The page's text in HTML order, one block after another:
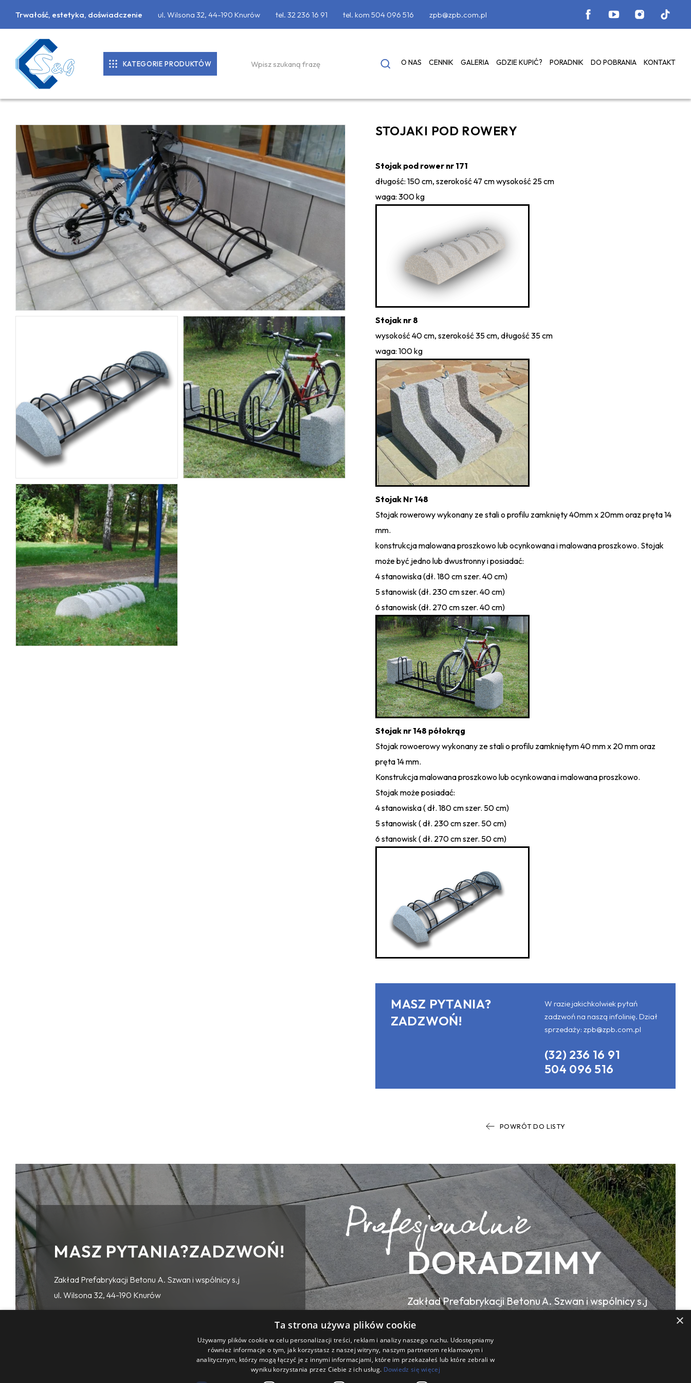
Trwałość, estetyka, doświadczenie ul. Wilsona 32, 44-190 Knurów tel. 32 236 16 91 tel. kom 504 096 516 zpb@zpb.com.pl
KATEGORIE PRODUKTÓW
DONICE BETONOWE
PALISADY
PŁYTY CHODNIKOWE
MATERIAŁY BUDOWLANE
OBRZEŻA CHODNIKOWE, KRAWĘŻNIKI
POZOSTAŁA GALANTERIA
OGRODZENIA BETONOWE
ARCHITEKTURA MIEJSKA
USŁUGI
KRUSZYWA
ASORTYMENT NA INDYWIDUALNE
MOBILNE SPA WIKI SAUNA-BALIA
O NAS CENNIK GALERIA GDZIE KUPIĆ? PORADNIK DO POBRANIA KONTAKT
STOJAKI POD ROWERY
Stojak pod rower nr 171
długość: 150 cm, szerokość 47 cm wysokość 25 cm
waga: 300 kg
Stojak nr 8
wysokość 40 cm, szerokość 35 cm, długość 35 cm
waga: 100 kg
Stojak Nr 148
Stojak rowerowy wykonany ze stali o profilu zamknięty 40mm x 20mm oraz pręta 14
mm.
konstrukcja malowana proszkowo lub ocynkowana i malowana proszkowo. Stojak
może być jedno lub dwustronny i posiadać:
4 stanowiska (dł. 180 cm szer. 40 cm)
5 stanowisk (dł. 230 cm szer. 40 cm)
6 stanowisk (dł. 270 cm szer. 40 cm)
Stojak nr 148 półokrąg
Stojak rowoerowy wykonany ze stali o profilu zamkniętym 40 mm x 20 mm oraz
pręta 14 mm.
Konstrukcja malowana proszkowo lub ocynkowana i malowana proszkowo.
Stojak może posiadać:
4 stanowiska ( dł. 180 cm szer. 50 cm)
5 stanowisk ( dł. 230 cm szer. 50 cm)
6 stanowisk ( dł. 270 cm szer. 50 cm)
MASZ PYTANIA?
ZADZWOŃ!
W razie jakichkolwiek pytań
zadzwoń na naszą infolinię. Dział
sprzedaży: zpb@zpb.com.pl
(32) 236 16 91
504 096 516
POWRÓT DO LISTY
MASZ PYTANIA?ZADZWOŃ!
Zakład Prefabrykacji Betonu A. Szwan i wspólnicy s.j
ul. Wilsona 32, 44-190 Knurów
DORADZIMY
Zakład Prefabrykacji Betonu A. Szwan i wspólnicy s.j
ul. Wilsona 32, 44-190 Knurów
×
Ta strona używa plików cookie
Używamy plików cookie w celu personalizacji treści, reklam i analizy naszego ruchu. Udostępniamy
również informacje o tym, jak korzystasz z naszej witryny, naszym partnerom reklamowym i
analitycznym, którzy mogą łączyć je z innymi informacjami, które im przekazałeś lub które zebrali w
wyniku korzystania przez Ciebie z ich usług. Dowiedz się więcej